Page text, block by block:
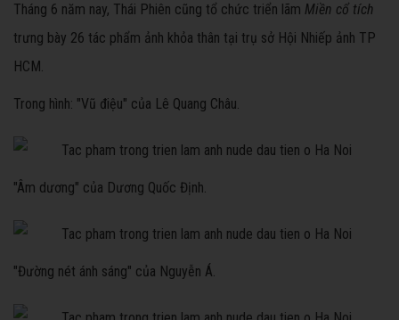
Tháng 6 năm nay, Thái Phiên cũng tổ chức triển lãm Miền cổ tích
trưng bày 26 tác phẩm ảnh khỏa thân tại trụ sở Hội Nhiếp ảnh TP
HCM.
Trong hình: "Vũ điệu" của Lê Quang Châu.
"Âm dương" của Dương Quốc Định.
"Đường nét ánh sáng" của Nguyễn Á.